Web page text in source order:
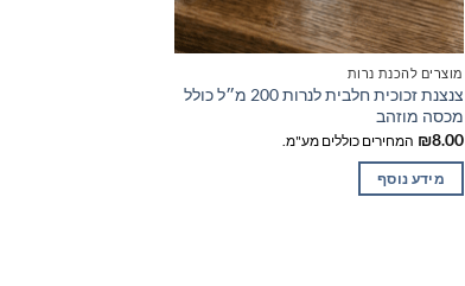
מוצרים להכנת נרות
צנצנת זכוכית חלבית לנרות 200 מ״ל כולל
מכסה מוזהב
₪8.00 המחירים כוללים מע"מ.
מידע נוסף